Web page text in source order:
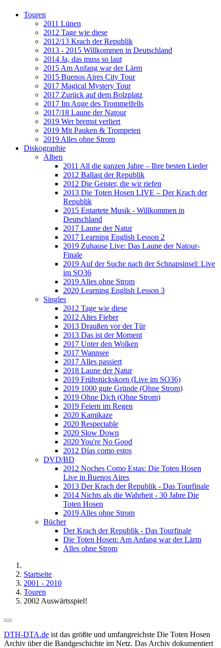
Touren
2011 Lünen
2012 Tage wie diese
2012/13 Krach der Republik
2013 - 2015 Willkommen in Deutschland
2014 Ja, das muss so laut
2015 Am Anfang war der Lärm
2015 Buenos Aires City Tour
2017 Magical Mystery Tour
2017 Zurück auf dem Bolzplatz
2017 Im Auge des Trommelfells
2017/18 Laune der Natour
2019 Wer bremst verliert
2019 Mit Pauken & Trompeten
2019 Alles ohne Strom
Diskographie
Alben
2011 All die ganzen Jahre – Ihre besten Lieder
2012 Ballast der Republik
2012 Die Geister, die wir riefen
2013 Die Toten Hosen LIVE – Der Krach der
Republik
2015 Entartete Musik - Willkommen in
Deutschland
2017 Laune der Natur
2017 Learning English Lesson 2
2019 Zuhause Live: Das Laune der Natour-
Finale
2019 Auf der Suche nach der Schnapsinsel: Live
im SO36
2019 Alles ohne Strom
2020 Learning English Lesson 3
Singles
2012 Tage wie diese
2012 Altes Fieber
2013 Draußen vor der Tür
2013 Das ist der Moment
2017 Unter den Wolken
2017 Wannsee
2017 Alles passiert
2018 Laune der Natur
2019 Frühstückskorn (Live im SO36)
2019 1000 gute Gründe (Ohne Strom)
2019 Ohne Dich (Ohne Strom)
2019 Feiern im Regen
2020 Kamikaze
2020 Respectable
2020 Slow Down
2020 You're No Good
2012 Días como estos
DVD/BD
2012 Noches Como Estas: Die Toten Hosen
Live in Buenos Aires
2013 Der Krach der Republik - Das Tourfinale
2014 Nichts als die Wahrheit - 30 Jahre Die
Toten Hosen
2019 Alles ohne Strom
Bücher
Der Krach der Republik - Das Tourfinale
Die Toten Hosen: Am Anfang war der Lärm
Alles ohne Strom
Startseite
2001 - 2010
Touren
2002 Auswärtsspiel!
DTH-DTA.de ist das größte und umfangreichste Die Toten Hosen
Archiv über die Bandgeschichte im Netz. Das Archiv dokumentiert